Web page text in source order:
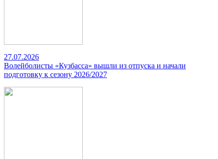
27.07.2026
Волейболисты «Кузбасса» вышли из отпуска и начали
подготовку к сезону 2026/2027